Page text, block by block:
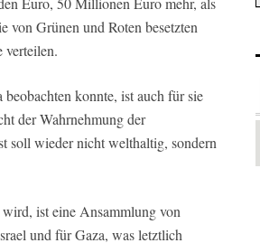
von Grünen und Roten besetzten
verteilen.
konnte, ist auch für sie
der Wahrnehmung der
soll wieder nicht welthaltig, sondern
ist eine Ansammlung von
und für Gaza, was letztlich